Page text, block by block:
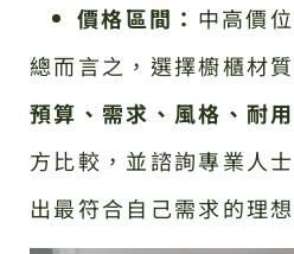
價格區間： 中高價位
總而言之，選擇櫥櫃材
預算、需求、風格、耐
方比較，並諮詢專業人
出最符合自己需求的理